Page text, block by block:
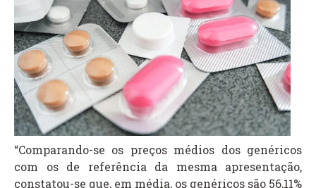
“Comparando-se os preços médios dos genéricos
com os de referência da mesma apresentação,
constatou-se que, em média, os genéricos são 56,11%